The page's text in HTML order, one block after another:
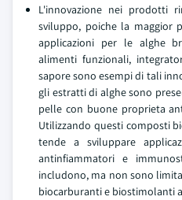
L'innovazione nei prodotti
sviluppo, poiche la maggior
applicazioni per le alghe
alimenti funzionali,
sapore sono esempi di tali
gli estratti di alghe sono
pelle con buone proprieta
Utilizzando questi composti
tende a sviluppare
antinfiammatori e
includono, ma non sono
biocarburanti e biostimolanti